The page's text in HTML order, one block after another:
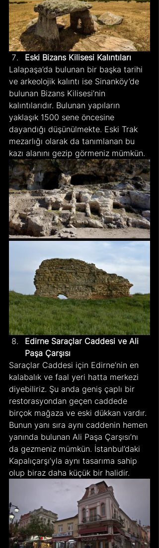
Eski Bizans Kilisesi Kalıntıları
Lalapaşa’da bulunan bir başka tarihi
ve arkeolojik kalıntı ise Sinanköy’de
bulunan Bizans Kilisesi’nin
kalıntılarıdır. Bulunan yapıların
yaklaşık 1500 sene öncesine
dayandığı düşünülmekte. Eski Trak
mezarlığı olarak da tanımlanan bu
kazı alanını gezip görmeniz mümkün.
Edirne Saraçlar Caddesi ve Ali
Paşa Çarşısı
Saraçlar Caddesi için Edirne’nin en
kalabalık ve faal yeri hatta merkezi
diyebiliriz. Şu anda geniş çaplı bir
restorasyondan geçen caddede
birçok mağaza ve eski dükkan vardır.
Bunun yanı sıra aynı caddenin hemen
yanında bulunan Ali Paşa Çarşısı’nı
da gezmeniz mümkün. İstanbul’daki
Kapalıçarşı’yla aynı tasarıma sahip
olup biraz daha küçük bir halidir.